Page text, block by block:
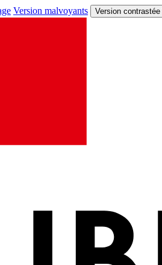
Version malvoyants Version contrastée